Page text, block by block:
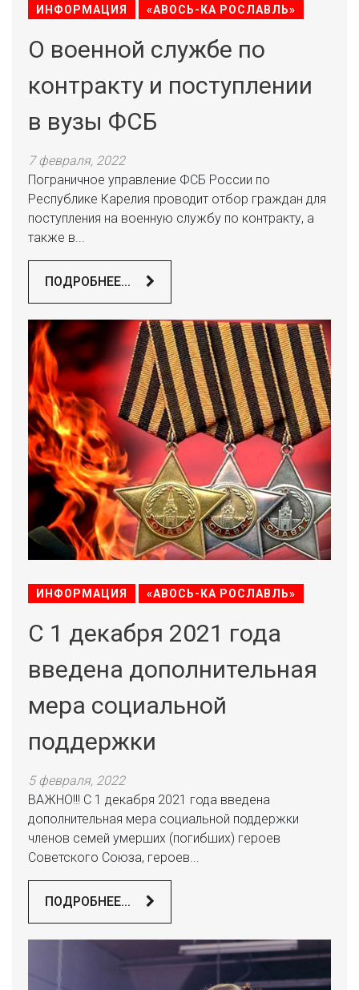
ИНФОРМАЦИЯ «АВОСЬ-КА РОСЛАВЛЬ»
О военной службе по
контракту и поступлении
в вузы ФСБ
7 февраля, 2022
Пограничное управление ФСБ России по
Республике Карелия проводит отбор граждан для
поступления на военную службу по контракту, а
также в...
ПОДРОБНЕЕ...
ИНФОРМАЦИЯ «АВОСЬ-КА РОСЛАВЛЬ»
C 1 декабря 2021 года
введена дополнительная
мера социальной
поддержки
5 февраля, 2022
ВАЖНО!!! С 1 декабря 2021 года введена
дополнительная мера социальной поддержки
членов семей умерших (погибших) героев
Советского Союза, героев...
ПОДРОБНЕЕ...